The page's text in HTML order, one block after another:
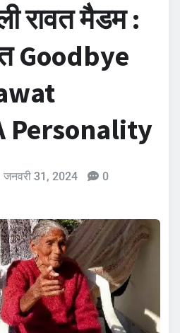
रावत मैडम :
Goodbye
Personality
जनवरी 31, 2024 0